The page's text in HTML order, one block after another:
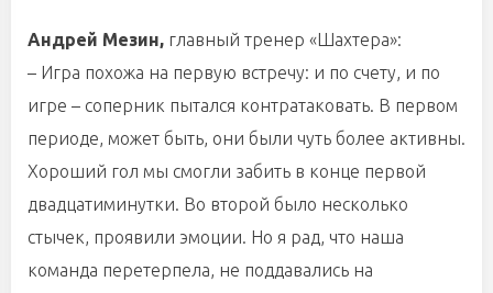
Андрей Мезин, главный тренер «Шахтера»:
– Игра похожа на первую встречу: и по счету, и по
игре – соперник пытался контратаковать. В первом
периоде, может быть, они были чуть более активны.
Хороший гол мы смогли забить в конце первой
двадцатиминутки. Во второй было несколько
стычек, проявили эмоции. Но я рад, что наша
команда перетерпела, не поддавались на